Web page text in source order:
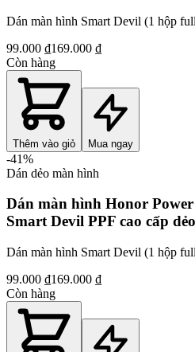
Dán màn hình Smart Devil (1 hộp
99.000 ₫169.000 ₫
Còn hàng
Thêm vào giỏ Mua ngay
-41%
Dán dẻo màn hình
Dán màn hình Honor
Smart Devil PPF cao cấp
Dán màn hình Smart Devil (1 hộp
99.000 ₫169.000 ₫
Còn hàng